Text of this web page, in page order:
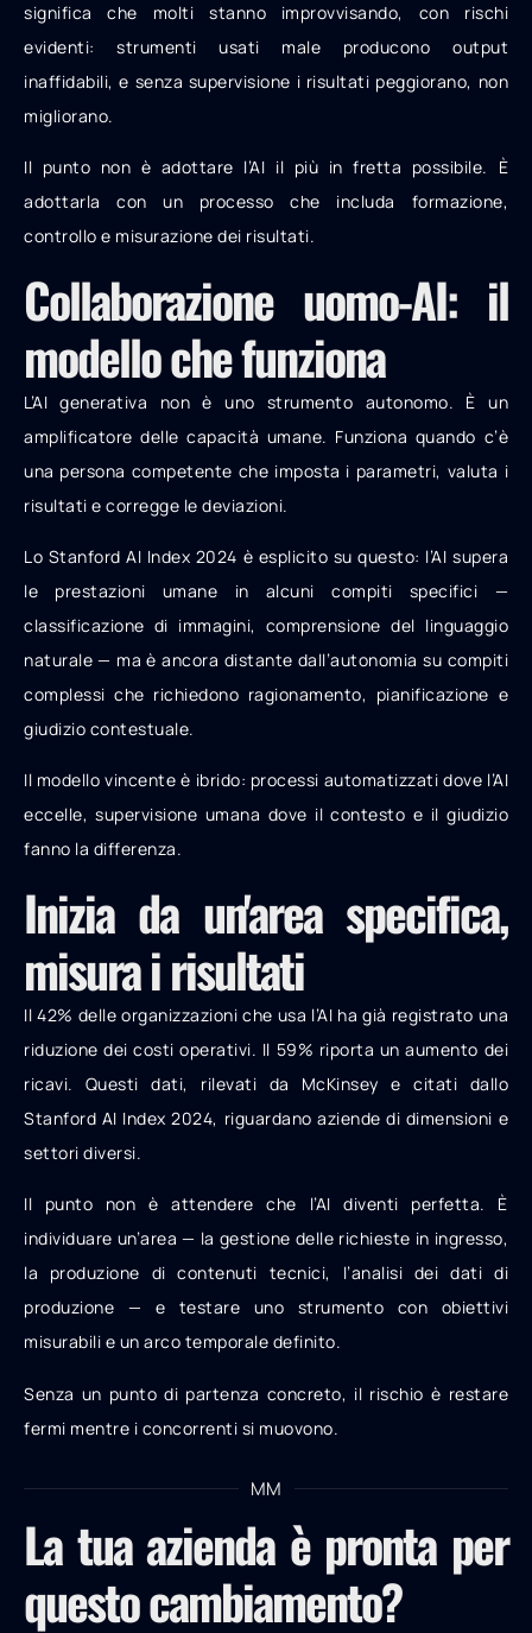
significa che molti stanno improvvisando, con rischi
evidenti: strumenti usati male producono output
inaffidabili, e senza supervisione i risultati peggiorano, non
migliorano.
Il punto non è adottare l’AI il più in fretta possibile. È
adottarla con un processo che includa formazione,
controllo e misurazione dei risultati.
Collaborazione uomo-AI: il
modello che funziona
L’AI generativa non è uno strumento autonomo. È un
amplificatore delle capacità umane. Funziona quando c’è
una persona competente che imposta i parametri, valuta i
risultati e corregge le deviazioni.
Lo Stanford AI Index 2024 è esplicito su questo: l’AI supera
le prestazioni umane in alcuni compiti specifici —
classificazione di immagini, comprensione del linguaggio
naturale — ma è ancora distante dall’autonomia su compiti
complessi che richiedono ragionamento, pianificazione e
giudizio contestuale.
Il modello vincente è ibrido: processi automatizzati dove l’AI
eccelle, supervisione umana dove il contesto e il giudizio
fanno la differenza.
Inizia da un'area specifica,
misura i risultati
Il 42% delle organizzazioni che usa l’AI ha già registrato una
riduzione dei costi operativi. Il 59% riporta un aumento dei
ricavi. Questi dati, rilevati da McKinsey e citati dallo
Stanford AI Index 2024, riguardano aziende di dimensioni e
settori diversi.
Il punto non è attendere che l’AI diventi perfetta. È
individuare un’area — la gestione delle richieste in ingresso,
la produzione di contenuti tecnici, l’analisi dei dati di
produzione — e testare uno strumento con obiettivi
misurabili e un arco temporale definito.
Senza un punto di partenza concreto, il rischio è restare
fermi mentre i concorrenti si muovono.
MM
La tua azienda è pronta per
questo cambiamento?